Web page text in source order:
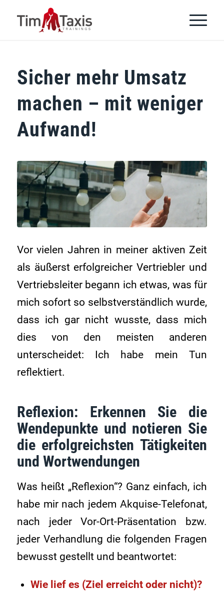
Sicher mehr Umsatz
machen – mit weniger
Aufwand!
Vor vielen Jahren in meiner aktiven Zeit
als äußerst erfolgreicher Vertriebler und
Vertriebsleiter begann ich etwas, was für
mich sofort so selbstverständlich wurde,
dass ich gar nicht wusste, dass mich
dies von den meisten anderen
unterscheidet: Ich habe mein Tun
reflektiert.
Reflexion: Erkennen Sie die
Wendepunkte und notieren Sie
die erfolgreichsten Tätigkeiten
und Wortwendungen
Was heißt „Reflexion“? Ganz einfach, ich
habe mir nach jedem Akquise-Telefonat,
nach jeder Vor-Ort-Präsentation bzw.
jeder Verhandlung die folgenden Fragen
bewusst gestellt und beantwortet:
Wie lief es (Ziel erreicht oder nicht)?